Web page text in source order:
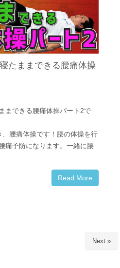
たままできる腰痛体操
まできる腰痛体操パート2で
腰痛体操です！腰の体操を行
痛予防になります。一緒に腰
Read More
Next »